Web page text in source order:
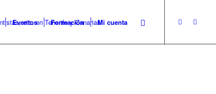
Eventos Formación Mi cuenta